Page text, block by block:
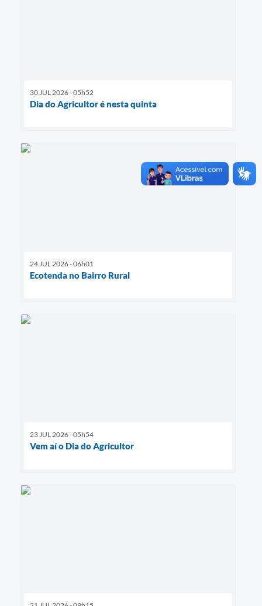
30 JUL 2026 - 05h52
Dia do Agricultor é nesta quinta
24 JUL 2026 - 06h01
Ecotenda no Bairro Rural
23 JUL 2026 - 05h54
Vem aí o Dia do Agricultor